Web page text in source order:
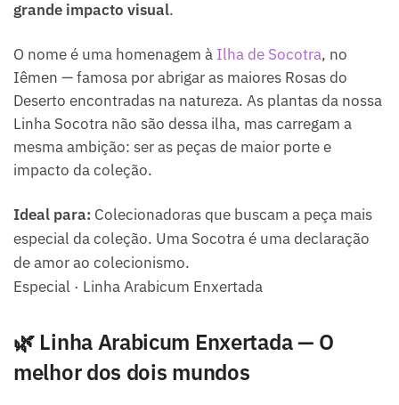
grande impacto visual.
O nome é uma homenagem à Ilha de Socotra, no
Iêmen — famosa por abrigar as maiores Rosas do
Deserto encontradas na natureza. As plantas da nossa
Linha Socotra não são dessa ilha, mas carregam a
mesma ambição: ser as peças de maior porte e
impacto da coleção.
Ideal para: Colecionadoras que buscam a peça mais
especial da coleção. Uma Socotra é uma declaração
de amor ao colecionismo.
Especial · Linha Arabicum Enxertada
🌿 Linha Arabicum Enxertada — O
melhor dos dois mundos